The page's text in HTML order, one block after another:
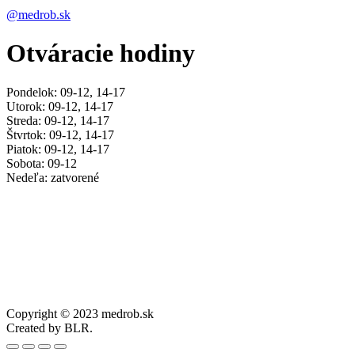
@medrob.sk
Otváracie hodiny
Pondelok: 09-12, 14-17
Utorok: 09-12, 14-17
Streda: 09-12, 14-17
Štvrtok: 09-12, 14-17
Piatok: 09-12, 14-17
Sobota: 09-12
Nedeľa: zatvorené
Copyright © 2023 medrob.sk
Created by BLR.